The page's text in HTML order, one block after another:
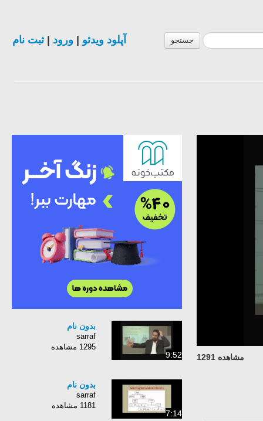
جستجو آپلود ویدئو ورود |ثبت نام
مشاهده 1291 9:52
بدون نام
sarraf
1295 مشاهده
7:14
بدون نام
sarraf
1181 مشاهده